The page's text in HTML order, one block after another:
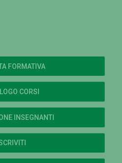
FORMATIVA
CORSI
INSEGNANTI